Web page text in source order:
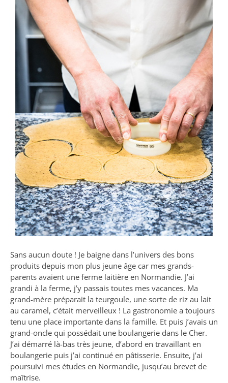
Sans aucun doute ! Je baigne dans l’univers des bons
produits depuis mon plus jeune âge car mes grands-
parents avaient une ferme laitière en Normandie. J’ai
grandi à la ferme, j’y passais toutes mes vacances. Ma
grand-mère préparait la teurgoule, une sorte de riz au lait
au caramel, c’était merveilleux ! La gastronomie a toujours
tenu une place importante dans la famille. Et puis j’avais un
grand-oncle qui possédait une boulangerie dans le Cher.
J’ai démarré là-bas très jeune, d’abord en travaillant en
boulangerie puis j’ai continué en pâtisserie. Ensuite, j’ai
poursuivi mes études en Normandie, jusqu’au brevet de
maîtrise.